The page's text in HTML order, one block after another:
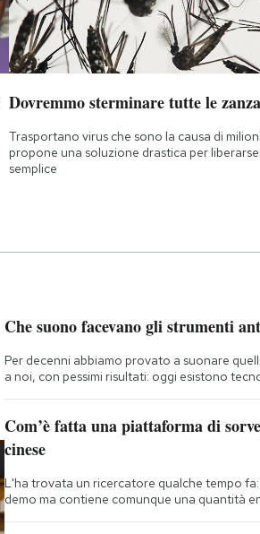
Dovremmo sterminare tutte le
Trasportano virus che sono la causa di
propone una soluzione drastica per
semplice
Che suono facevano gli strumenti
Per decenni abbiamo provato a suonare
a noi, con pessimi risultati: oggi esistono
Com’è fatta una piattaforma di
cinese
L'ha trovata un ricercatore qualche tempo
demo ma contiene comunque una quantità